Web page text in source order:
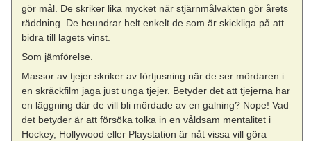
gör mål. De skriker lika mycket när stjärnmålvakten gör årets
räddning. De beundrar helt enkelt de som är skickliga på att
bidra till lagets vinst.
Som jämförelse.
Massor av tjejer skriker av förtjusning när de ser mördaren i
en skräckfilm jaga just unga tjejer. Betyder det att tjejerna har
en läggning där de vill bli mördade av en galning? Nope! Vad
det betyder är att försöka tolka in en våldsam mentalitet i
Hockey, Hollywood eller Playstation är nåt vissa vill göra